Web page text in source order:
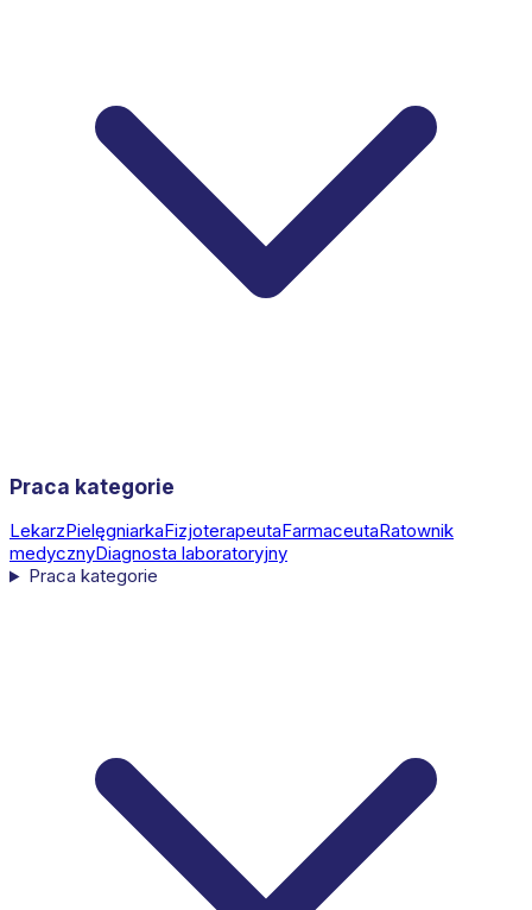
Praca kategorie
LekarzPielęgniarkaFizjoterapeutaFarmaceutaRatownik
medycznyDiagnosta laboratoryjny
Praca kategorie